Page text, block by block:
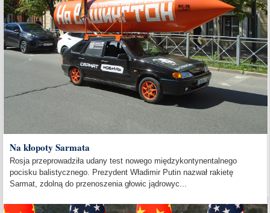
Na kłopoty Sarmata
Rosja przeprowadziła udany test nowego międzykontynentalnego
pocisku balistycznego. Prezydent Władimir Putin nazwał rakietę
Sarmat, zdolną do przenoszenia głowic jądrowyc...